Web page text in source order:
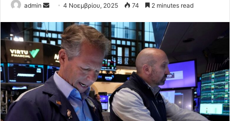
admin
Send
email
4 Νοεμβρίου, 2025 74 2 minutes read